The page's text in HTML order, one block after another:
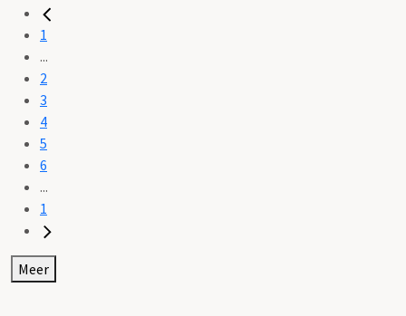
1
...
2
3
4
5
6
...
1
Meer